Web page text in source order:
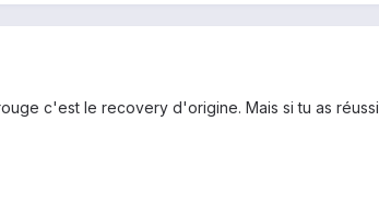
c'est le recovery d'origine. Mais si tu as